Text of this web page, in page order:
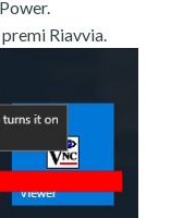
Riavvia.